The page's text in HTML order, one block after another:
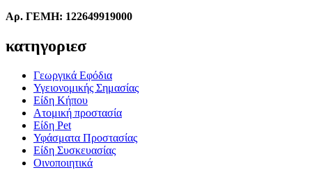
Αρ. ΓΕΜΗ: 122649919000
κατηγοριεσ
Γεωργικά Εφόδια
Υγειονομικής Σημασίας
Είδη Κήπου
Ατομική προστασία
Είδη Pet
Υφάσματα Προστασίας
Είδη Συσκευασίας
Οινοποιητικά